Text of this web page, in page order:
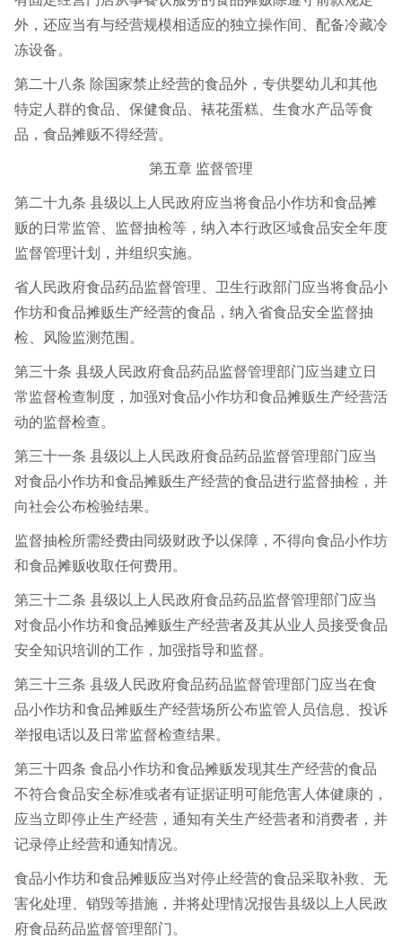
外，还应当有与经营规模相适应的独立操作间、配备冷藏冷
冻设备。
第二十八条 除国家禁止经营的食品外，专供婴幼儿和其他
特定人群的食品、保健食品、裱花蛋糕、生食水产品等食
品，食品摊贩不得经营。
第五章 监督管理
第二十九条 县级以上人民政府应当将食品小作坊和食品摊
贩的日常监管、监督抽检等，纳入本行政区域食品安全年度
监督管理计划，并组织实施。
省人民政府食品药品监督管理、卫生行政部门应当将食品小
作坊和食品摊贩生产经营的食品，纳入省食品安全监督抽
检、风险监测范围。
第三十条 县级人民政府食品药品监督管理部门应当建立日
常监督检查制度，加强对食品小作坊和食品摊贩生产经营活
动的监督检查。
第三十一条 县级以上人民政府食品药品监督管理部门应当
对食品小作坊和食品摊贩生产经营的食品进行监督抽检，并
向社会公布检验结果。
监督抽检所需经费由同级财政予以保障，不得向食品小作坊
和食品摊贩收取任何费用。
第三十二条 县级以上人民政府食品药品监督管理部门应当
对食品小作坊和食品摊贩生产经营者及其从业人员接受食品
安全知识培训的工作，加强指导和监督。
第三十三条 县级人民政府食品药品监督管理部门应当在食
品小作坊和食品摊贩生产经营场所公布监管人员信息、投诉
举报电话以及日常监督检查结果。
第三十四条 食品小作坊和食品摊贩发现其生产经营的食品
不符合食品安全标准或者有证据证明可能危害人体健康的，
应当立即停止生产经营，通知有关生产经营者和消费者，并
记录停止经营和通知情况。
食品小作坊和食品摊贩应当对停止经营的食品采取补救、无
害化处理、销毁等措施，并将处理情况报告县级以上人民政
府食品药品监督管理部门。